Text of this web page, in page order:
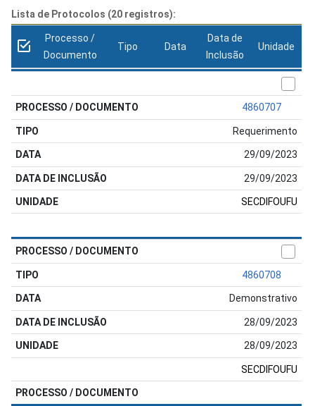
Lista de Protocolos (20 registros):
Processo /
Documento
Tipo Data
Data de
Inclusão
Unidade
4860707
Requerimento
29/09/2023
29/09/2023
SECDIFOUFU
4860708
Demonstrativo
28/09/2023
28/09/2023
SECDIFOUFU